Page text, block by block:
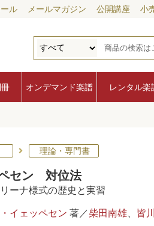
ル メールマガジン 公開講座 小
オンデマンド楽譜 レンタル楽
理論・専門書
セン 対位法
ーナ様式の歴史と実習
イェッペセン 著／柴田南雄 皆